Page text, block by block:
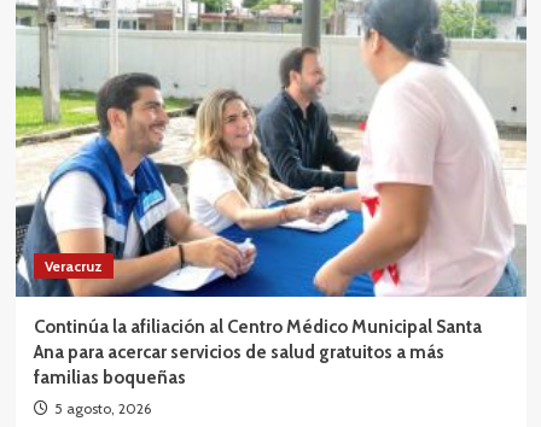
Veracruz
Continúa la afiliación al Centro Médico Municipal Santa
Ana para acercar servicios de salud gratuitos a más
familias boqueñas
5 agosto, 2026